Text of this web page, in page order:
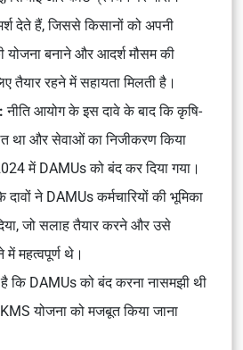
देते हैं, जिससे किसानों को अपनी
योजना बनाने और आदर्श मौसम की
तैयार रहने में सहायता मिलती है।
नीति आयोग के इस दावे के बाद कि कृषि-
था और सेवाओं का निजीकरण किया
2024 में DAMUs को बंद कर दिया गया।
दावों ने DAMUs कर्मचारियों की भूमिका
जो सलाह तैयार करने और उसे
महत्वपूर्ण थे।
​​है कि DAMUs को बंद करना नासमझी थी
योजना को मजबूत किया जाना